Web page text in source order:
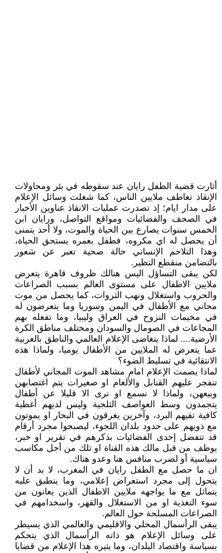
أثارت قضية الطفل رايان عند سقوطه في بئر ومحاولات
الإنقاذ تعاطف ملايين الناس، كما شغلت وسائل الإعلام
على مدار ايام؛ إذ تصدرت عمليات الانقاذ عناوين الأخبار
في الصحف والفضائيات ومواقع التواصل، ورايان ابن
الخمس سنوات يصارع بين الحياة والموت، ولا أحد يتمنى
أن يحصل له اي مكروه، فطفل بعمره يستحق الحياة،
وهذا التلاحم الإنساني حالة صحية تعبر عن شعور
بالتضامن منقطع النظير.
لكن يبقى التساؤل اليس هنالك ظروف قاهرة يتعرض
ملايين الاطفال على مستوى العالم بسبب الصراعات
والحروب واستغلال ونهب الثروات، كما يحصل من موت
مجاني مع الأطفال في اليمن وسوريا وما يتعرضون له
في مخيمات النزوح في العراق وليبيا، وما تفعله بهم
المجاعات في الصومال والسودان ومختلف مناطق الكرة
الأرضية.... لماذا يتغاضى الإعلام العالمي والناطق بالعربية
عما يتعرض له الملايين من الأطفال يوميا، ولماذا هذه
الانتقائية في تسليط الضوء؟
لماذا يصمت الإعلام امام مشاهد الموت المجاني لأطفال
تنفجر عليهم القنابل والألغام او صغيرات يتم اغتصابهن
وبيعهن، ولماذا لا نسمع او نرى الا قليلا عن أطفال
يتجمدون وسط العواصف الثلجية وليس لديهم أغطية
كافية تقيهم البرد، وآخرين يغرقون في البحار او يموتون
مع ذويهم على حدود بلدان اللجوء، ليصبحوا مجرد أرقام
قد تتفضل إحدى الفضائيات بذكرهم في تقرير او خبر،
يوظف من قبل مالك هذه القناة او تلك من أجل مكاسب
سياسية أو لضرب منافس هنا وعدو هناك.
ان ما حصل مع الطفل رايان في المغرب، لا بد أن لا
يتحول إلى مجرد استعراض إعلامي، وما ينطبق عليه
يتماثل مع ما يواجهه ملايين الاطفال الذين يعانون من
سوء التغذية او من الاستغلال والقهر، واسخدامهم في
الصراعات المسلحة حول العالم.
يبقى الرأسمال المحلي والاقليمي والعالمي الذي يسيطر
على وسائل الإعلام هو ذاته الرأسمال الذي يتحكم
بسياسة واقتصاد البلدان، وما يثيره هذا الإعلام من قضايا